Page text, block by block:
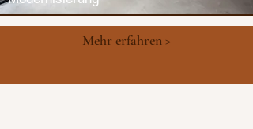
Mehr erfahren >